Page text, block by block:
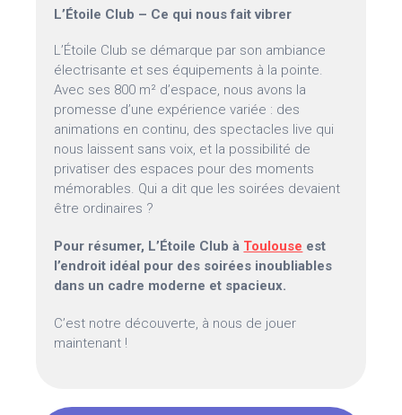
L’Étoile Club – Ce qui nous fait vibrer
L’Étoile Club se démarque par son ambiance
électrisante et ses équipements à la pointe.
Avec ses 800 m² d’espace, nous avons la
promesse d’une expérience variée : des
animations en continu, des spectacles live qui
nous laissent sans voix, et la possibilité de
privatiser des espaces pour des moments
mémorables. Qui a dit que les soirées devaient
être ordinaires ?
Pour résumer, L’Étoile Club à Toulouse est
l’endroit idéal pour des soirées inoubliables
dans un cadre moderne et spacieux.
C’est notre découverte, à nous de jouer
maintenant !